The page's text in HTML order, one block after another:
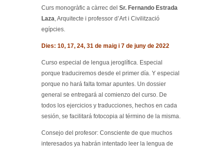
Curs monogràfic a càrrec del Sr. Fernando Estrada
Laza, Arquitecte i professor d’Art i Civilització
egípcies.
Dies: 10, 17, 24, 31 de maig i 7 de juny de 2022
Curso especial de lengua jeroglífica. Especial
porque traduciremos desde el primer día. Y especial
porque no hará falta tomar apuntes. Un dossier
general se entregará al comienzo del curso. De
todos los ejercicios y traducciones, hechos en cada
sesión, se facilitará fotocopia al término de la misma.
Consejo del profesor: Consciente de que muchos
interesados ya habrán intentado leer la lengua de